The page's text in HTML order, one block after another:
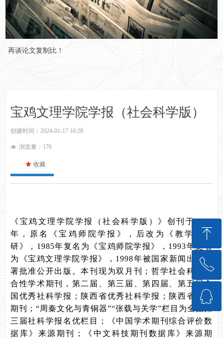
宝鸡文理学院学报（社会科学版）
创建时间： 2024-01-17 16:28
넶 浏览量： 176
끄 收藏
《宝鸡文理学院学报（社会科学版）》创刊于1979
年，原名《宝鸡师院学报》，后改为《教学与科
研》，1985年复名为《宝鸡师院学报》，1993年更名
为《宝鸡文理学院学报》，1998年被国家新闻出版总
署批准公开出版。本刊现为双月刊；哲学社会科学综
合性学术期刊，第二届、第三届、第四届、第五届全
国优秀社科学报；陕西省优秀社科学报；陕西省重要
期刊；“周秦文化与青铜器”“张载与关学”栏目为全国第
三届社科学报名优栏目；《中国学术期刊综合评价数
据库》来源期刊；《中文科技期刊数据库》来源期
再谈论文复制比！
ꁸ
回到顶部
ꂅ
88888888
ꁗ
QQ客服